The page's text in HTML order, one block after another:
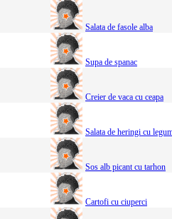
Salata de fasole alba
Supa de spanac
Creier de vaca cu ceapa
Salata de heringi cu
Sos alb picant cu tarhon
Cartofi cu ciuperci